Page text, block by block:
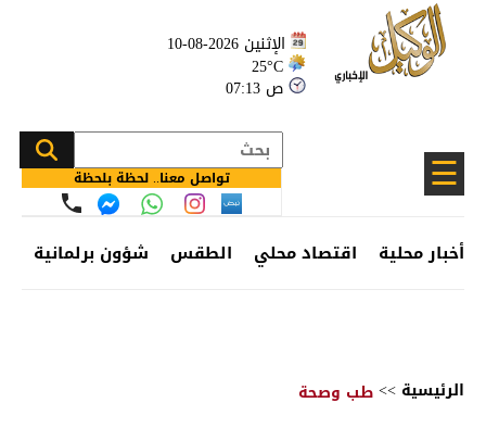
الإثنين 2026-08-10
25°C
07:13 ص
☰ تواصل معنا.. لحظة بلحظة
أخبار محلية اقتصاد محلي الطقس شؤون برلمانية
الرئيسية >>طب وصحة